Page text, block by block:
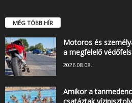
MÉG TÖBB HÍR
Motoros és
a megfelelő
2026.08.08.
Amikor a